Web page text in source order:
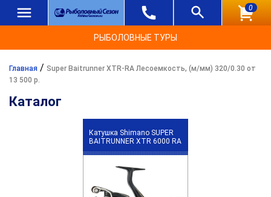
0
РЫБОЛОВНЫЕ ТУРЫ
Главная / Super Baitrunner XTR-RA Лесоемкость, (м/мм) 320/0.30 от
13 500 р.
Каталог
Катушка Shimano SUPER
BAITRUNNER XTR 6000 RA